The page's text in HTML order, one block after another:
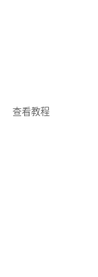
查看教程